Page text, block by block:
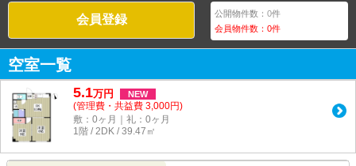
会員登録 公開物件数：0件
会員物件数：0件
空室一覧
5.1万円 NEW
(管理費・共益費 3,000円)
敷：0ヶ月｜礼：0ヶ月
1階 / 2DK / 39.47㎡